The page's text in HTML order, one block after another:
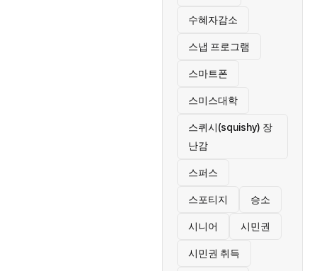
수혜자감소
스냅 프로그램
스마트폰
스미스대학
스퀴시(squishy) 장
난감
스퍼스
스포티지 승소
시니어 시민권
시민권 취득